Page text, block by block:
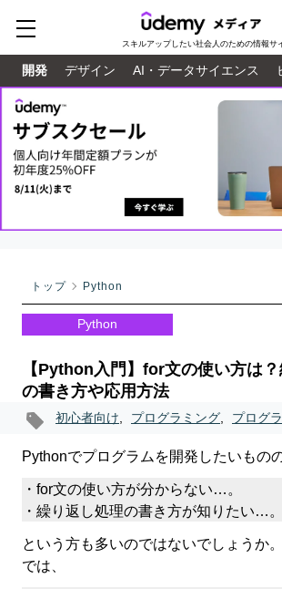
スキルアップしたい社会人のための情報サ
開発 デザイン AI・データサイエンス
トップ Python
Python
【Python入門】for文の使い方は
の書き方や応用方法
初心者向け, プログラミング, プログ
Pythonでプログラムを開発したいものの
・for文の使い方が分からない…。
・繰り返し処理の書き方が知りたい…。
という方も多いのではないでしょうか
では、